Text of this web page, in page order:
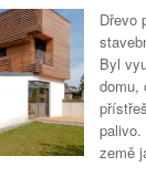
Dřevo
Byl
domu,
země